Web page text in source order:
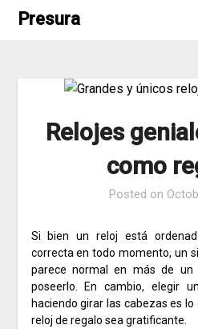
SkipPresura
Relojes
como
Posted on
Si bien un reloj está
correcta en todo momento, un
parece normal en más de
poseerlo.
En cambio, elegir
haciendo girar las cabezas es
reloj de regalo sea gratificante.